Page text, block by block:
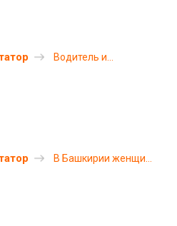
Водитель и
В Башкирии женщина